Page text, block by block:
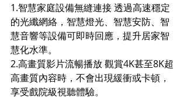
1.智慧家庭設備無縫連接 透過高速穩定
的光纖網絡，智慧燈光、智慧安防、智
慧音響等設備可即時回應，提升居家智
慧化水準。
2.高畫質影片流暢播放 觀賞4K甚至8K超
高畫質內容時，不會出現緩衝或卡頓，
享受戲院級視聽體驗。